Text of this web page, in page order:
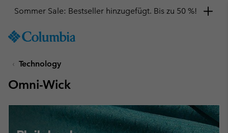
TO
SKIP
MAIN
Hol dir einen 10 %-Gutschein
Technology
Omni-Wick